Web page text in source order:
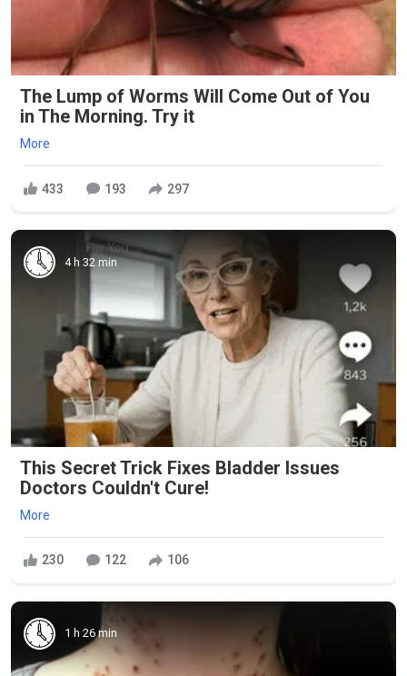
The Lump of Worms Will Come Out of You
in The Morning. Try it
More
433 193 297
4 h 32 min
This Secret Trick Fixes Bladder Issues
Doctors Couldn't Cure!
More
230 122 106
1 h 26 min